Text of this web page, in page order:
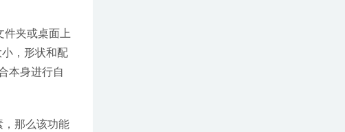
件夹或桌面上
，形状和配
本身进行自
，那么该功能